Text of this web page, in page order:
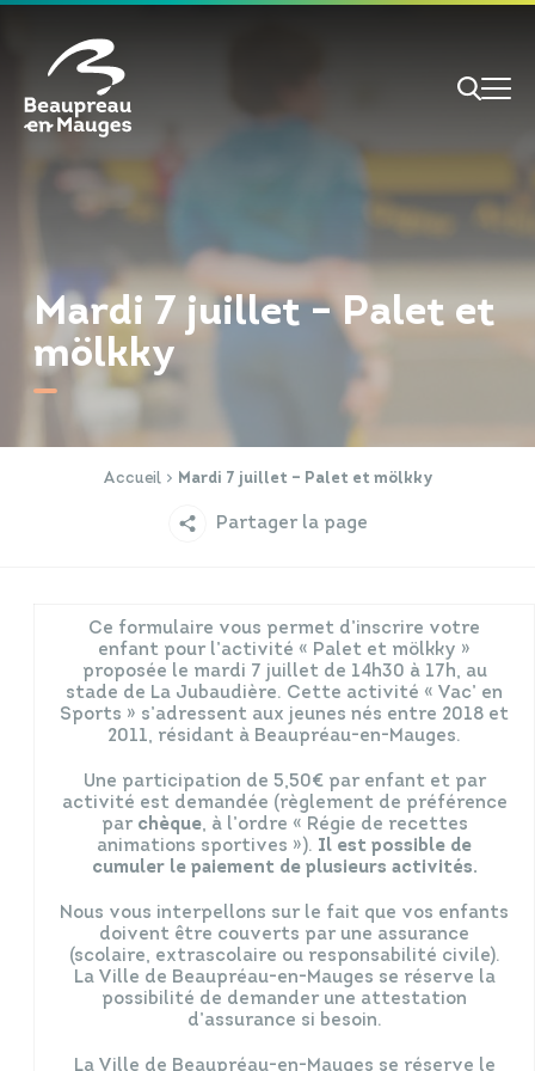
Mardi 7 juillet – Palet et
mölkky
Accueil Mardi 7 juillet – Palet et mölkky
Partager la page
Ce formulaire vous permet d’inscrire votre
enfant pour l’activité « Palet et mölkky »
proposée le mardi 7 juillet de 14h30 à 17h, au
stade de La Jubaudière. Cette activité « Vac’ en
Sports » s’adressent aux jeunes nés entre 2018 et
2011, résidant à Beaupréau-en-Mauges.
Une participation de 5,50€ par enfant et par
activité est demandée (règlement de préférence
par chèque, à l’ordre « Régie de recettes
animations sportives »). Il est possible de
cumuler le paiement de plusieurs activités.
Nous vous interpellons sur le fait que vos enfants
doivent être couverts par une assurance
(scolaire, extrascolaire ou responsabilité civile).
La Ville de Beaupréau-en-Mauges se réserve la
possibilité de demander une attestation
d’assurance si besoin.
La Ville de Beaupréau-en-Mauges se réserve le
Portail Famille
Annuaires
Cookies management panel